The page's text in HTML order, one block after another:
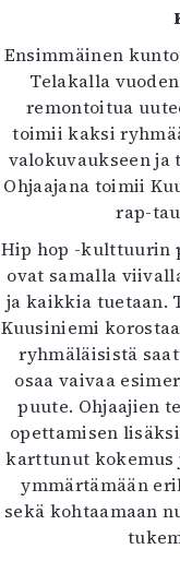
Ensimmäinen
Telakalla
remontoitua
toimii kaksi
valokuvaukseen
Ohjaajana toimii
rap-
Hip hop -kulttuurin
ovat samalla
ja kaikkia tuetaan.
Kuusiniemi
ryhmäläisistä
osaa vaivaa
puute. Ohjaajien
opettamisen
karttunut
ymmärtämään
sekä kohtaamaan